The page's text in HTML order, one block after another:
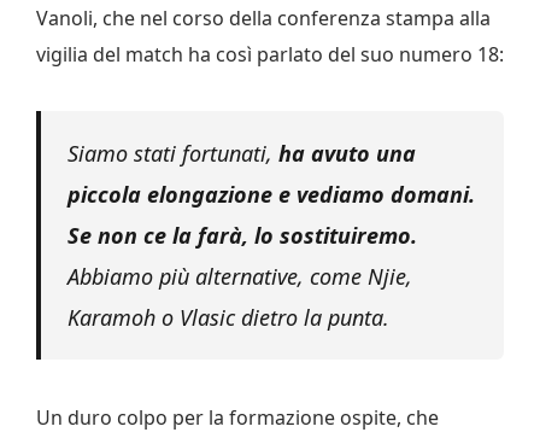
Vanoli, che nel corso della conferenza stampa alla
vigilia del match ha così parlato del suo numero 18:
Siamo stati fortunati, ha avuto una
piccola elongazione e vediamo domani.
Se non ce la farà, lo sostituiremo.
Abbiamo più alternative, come Njie,
Karamoh o Vlasic dietro la punta.
Un duro colpo per la formazione ospite, che